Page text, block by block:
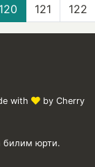
120 121 122
with by Cherry
билим юрти.